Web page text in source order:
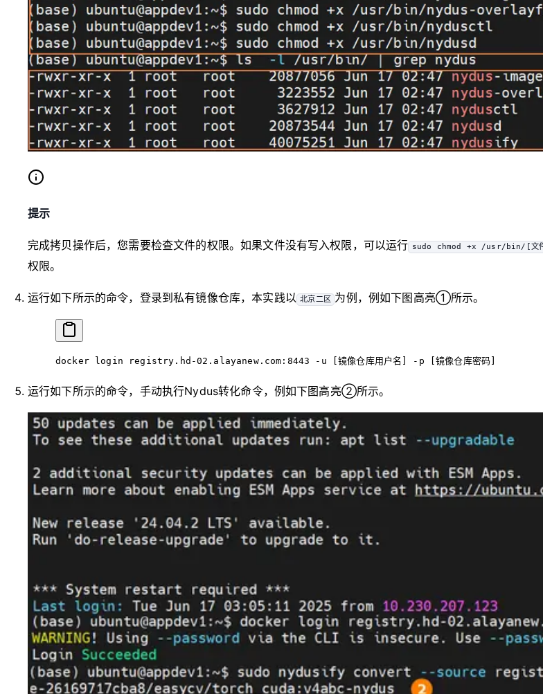
提示
完成拷贝操作后，您需要检查文件的权限。如果文件没有写入权限，可以运行 sudo chmod +x /usr/bin/[文
权限。
运行如下所示的命令，登录到私有镜像仓库，本实践以 北京二区 为例，例如下图高亮①所示。
docker login registry.hd-02.alayanew.com:8443 -u [镜像仓库用户名] -p [镜像仓库密码]
运行如下所示的命令，手动执行Nydus转化命令，例如下图高亮②所示。